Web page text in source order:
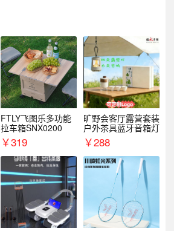
FTLY飞图乐多功能
拉车箱SNX0200
￥319
旷野会客厅露营套装
户外茶具蓝牙音箱灯
￥288